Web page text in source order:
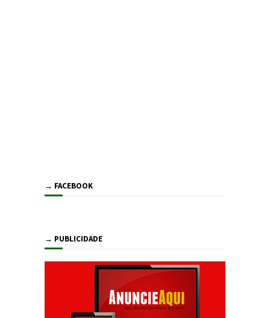
→ FACEBOOK
→ PUBLICIDADE